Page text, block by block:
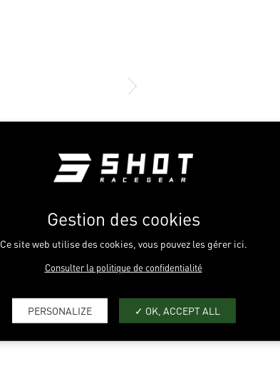
Gestion des cookies
Ce site web utilise des cookies, vous pouvez les gérer ici.
Consulter la politique de confidentialité
PERSONALIZE OK, ACCEPT ALL